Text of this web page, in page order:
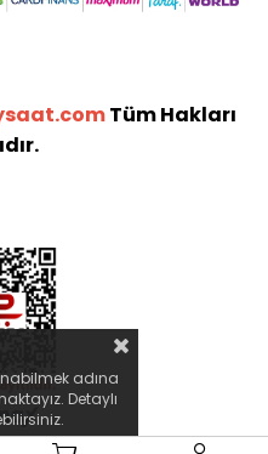
Tüm Hakları
adına
Detaylı